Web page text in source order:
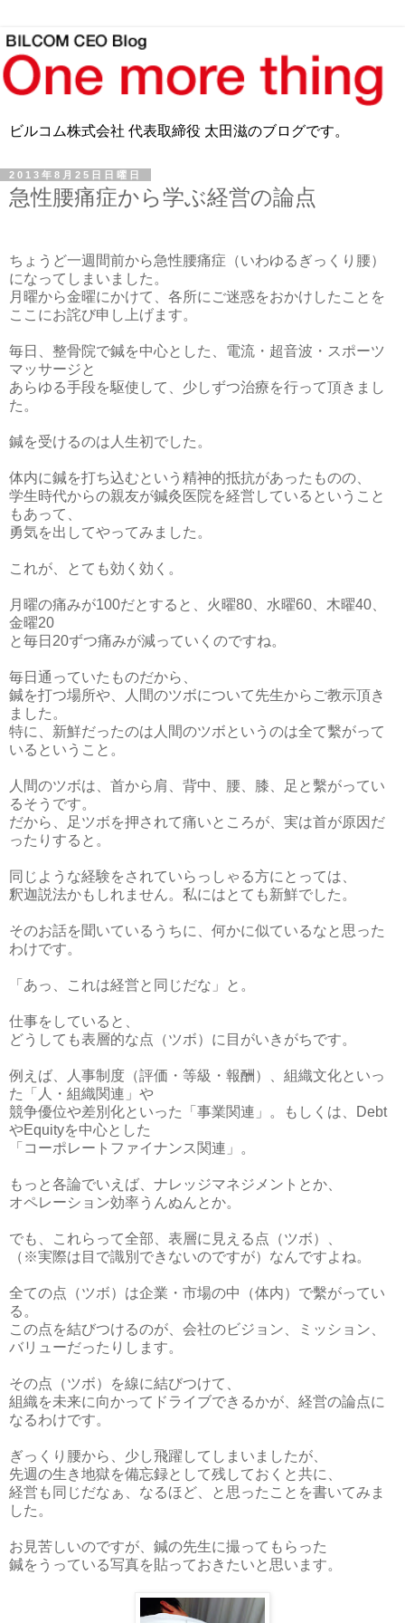
ビルコム株式会社 代表取締役 太田滋のブログです。
2013年8月25日日曜日
急性腰痛症から学ぶ経営の論点
ちょうど一週間前から急性腰痛症（いわゆるぎっくり腰）
になってしまいました。
月曜から金曜にかけて、各所にご迷惑をおかけしたことを
ここにお詫び申し上げます。
毎日、整骨院で鍼を中心とした、電流・超音波・スポーツ
マッサージと
あらゆる手段を駆使して、少しずつ治療を行って頂きまし
た。
鍼を受けるのは人生初でした。
体内に鍼を打ち込むという精神的抵抗があったものの、
学生時代からの親友が鍼灸医院を経営しているということ
もあって、
勇気を出してやってみました。
これが、とても効く効く。
月曜の痛みが100だとすると、火曜80、水曜60、木曜40、
金曜20
と毎日20ずつ痛みが減っていくのですね。
毎日通っていたものだから、
鍼を打つ場所や、人間のツボについて先生からご教示頂き
ました。
特に、新鮮だったのは人間のツボというのは全て繫がって
いるということ。
人間のツボは、首から肩、背中、腰、膝、足と繫がってい
るそうです。
だから、足ツボを押されて痛いところが、実は首が原因だ
ったりすると。
同じような経験をされていらっしゃる方にとっては、
釈迦説法かもしれません。私にはとても新鮮でした。
そのお話を聞いているうちに、何かに似ているなと思った
わけです。
「あっ、これは経営と同じだな」と。
仕事をしていると、
どうしても表層的な点（ツボ）に目がいきがちです。
例えば、人事制度（評価・等級・報酬）、組織文化といっ
た「人・組織関連」や
競争優位や差別化といった「事業関連」。もしくは、Debt
やEquityを中心とした
「コーポレートファイナンス関連」。
もっと各論でいえば、ナレッジマネジメントとか、
オペレーション効率うんぬんとか。
でも、これらって全部、表層に見える点（ツボ）、
（※実際は目で識別できないのですが）なんですよね。
全ての点（ツボ）は企業・市場の中（体内）で繫がってい
る。
この点を結びつけるのが、会社のビジョン、ミッション、
バリューだったりします。
その点（ツボ）を線に結びつけて、
組織を未来に向かってドライブできるかが、経営の論点に
なるわけです。
ぎっくり腰から、少し飛躍してしまいましたが、
先週の生き地獄を備忘録として残しておくと共に、
経営も同じだなぁ、なるほど、と思ったことを書いてみま
した。
お見苦しいのですが、鍼の先生に撮ってもらった
鍼をうっている写真を貼っておきたいと思います。